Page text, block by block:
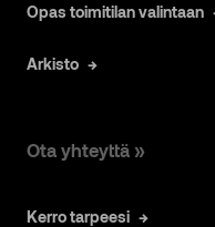
Opas toimitilan valintaan
Arkisto
Ota yhteyttä »
Kerro tarpeesi